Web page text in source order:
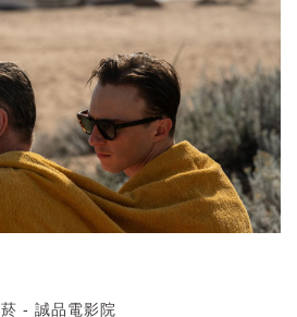
- 誠品電影院